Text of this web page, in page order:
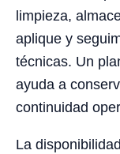
limpieza,
aplique y
técnicas. Un
ayuda a
continuidad
La